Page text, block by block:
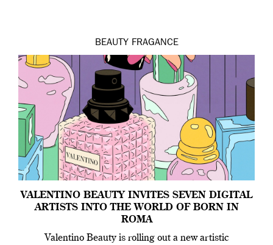
BEAUTY FRAGANCE
VALENTINO BEAUTY INVITES SEVEN DIGITAL
ARTISTS INTO THE WORLD OF BORN IN
ROMA
Valentino Beauty is rolling out a new artistic